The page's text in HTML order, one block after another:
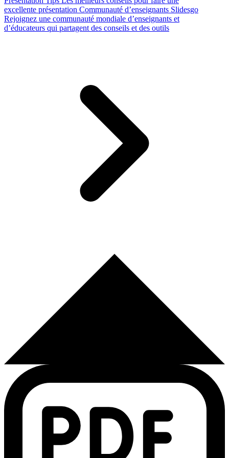
excellente présentation Communauté d’enseignants Slidesgo
Rejoignez une communauté mondiale d’enseignants et
d’éducateurs qui partagent des conseils et des outils